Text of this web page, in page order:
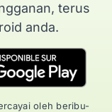
terus
anda.
oleh beribu-